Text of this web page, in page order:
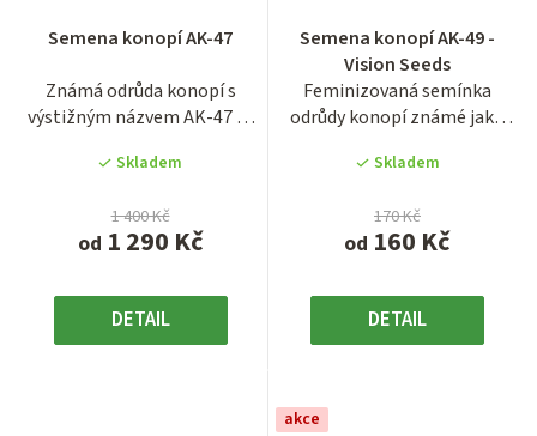
Semena konopí AK-47
Známá odrůda konopí s
výstižným názvem AK-47 ve
Marihuana...
Skladem
od 1 290 Kč
1 400 Kč
DETAIL
produktu
3,9
z
hvězdiček.
Semena konopí AK-49 -
Vision Seeds
Feminizovaná semínka
odrůdy konopí známé jako
přepracované...
Skladem
od 160 Kč
170 Kč
DETAIL
produktu
je
3,7
z
hvězdiček.
akce